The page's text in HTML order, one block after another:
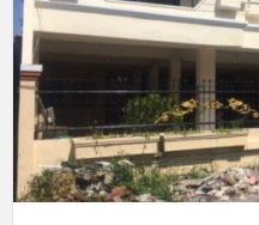
Sidosermo
Nyaman
Bersih
Belakang
Plaza
Marina